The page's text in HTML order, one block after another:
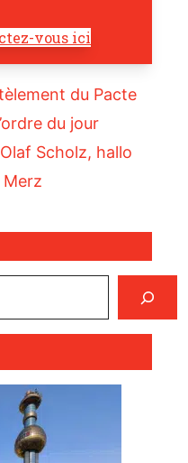
vous ici
du Pacte
du jour
Scholz, hallo